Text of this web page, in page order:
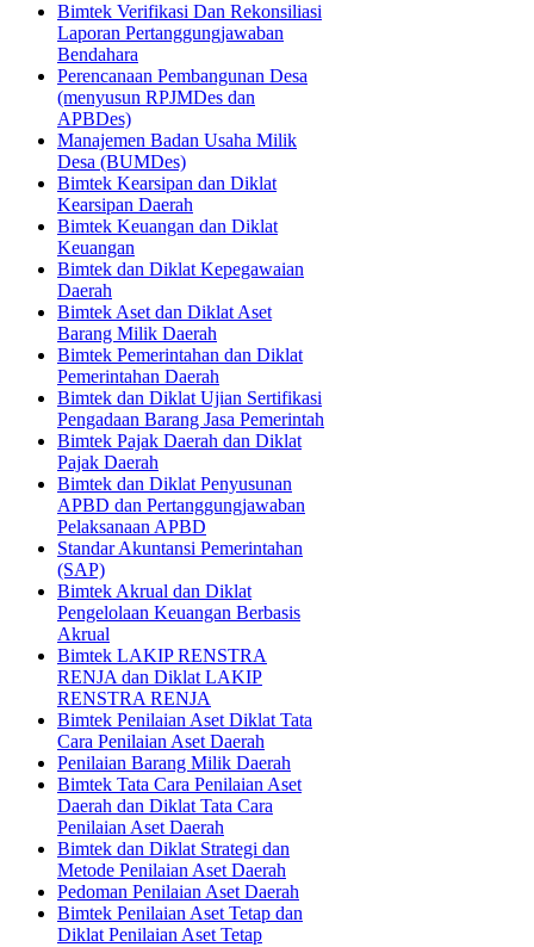
Bimtek Verifikasi Dan Rekonsiliasi
Laporan Pertanggungjawaban
Bendahara
Perencanaan Pembangunan Desa
(menyusun RPJMDes dan
APBDes)
Manajemen Badan Usaha Milik
Desa (BUMDes)
Bimtek Kearsipan dan Diklat
Kearsipan Daerah
Bimtek Keuangan dan Diklat
Keuangan
Bimtek dan Diklat Kepegawaian
Daerah
Bimtek Aset dan Diklat Aset
Barang Milik Daerah
Bimtek Pemerintahan dan Diklat
Pemerintahan Daerah
Bimtek dan Diklat Ujian Sertifikasi
Pengadaan Barang Jasa Pemerintah
Bimtek Pajak Daerah dan Diklat
Pajak Daerah
Bimtek dan Diklat Penyusunan
APBD dan Pertanggungjawaban
Pelaksanaan APBD
Standar Akuntansi Pemerintahan
(SAP)
Bimtek Akrual dan Diklat
Pengelolaan Keuangan Berbasis
Akrual
Bimtek LAKIP RENSTRA
RENJA dan Diklat LAKIP
RENSTRA RENJA
Bimtek Penilaian Aset Diklat Tata
Cara Penilaian Aset Daerah
Penilaian Barang Milik Daerah
Bimtek Tata Cara Penilaian Aset
Daerah dan Diklat Tata Cara
Penilaian Aset Daerah
Bimtek dan Diklat Strategi dan
Metode Penilaian Aset Daerah
Pedoman Penilaian Aset Daerah
Bimtek Penilaian Aset Tetap dan
Diklat Penilaian Aset Tetap